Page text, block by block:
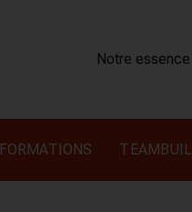
Notre essence
FORMATIONS